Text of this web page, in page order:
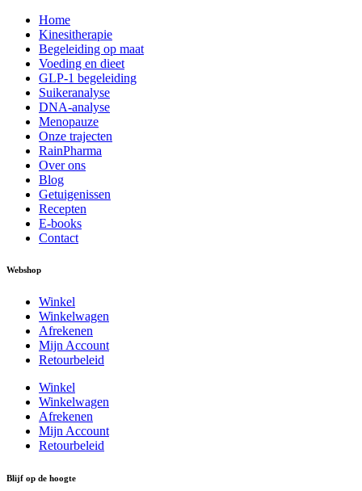
Home
Kinesitherapie
Begeleiding op maat
Voeding en dieet
GLP-1 begeleiding
Suikeranalyse
DNA-analyse
Menopauze
Onze trajecten
RainPharma
Over ons
Blog
Getuigenissen
Recepten
E-books
Contact
Webshop
Winkel
Winkelwagen
Afrekenen
Mijn Account
Retourbeleid
Winkel
Winkelwagen
Afrekenen
Mijn Account
Retourbeleid
Blijf op de hoogte